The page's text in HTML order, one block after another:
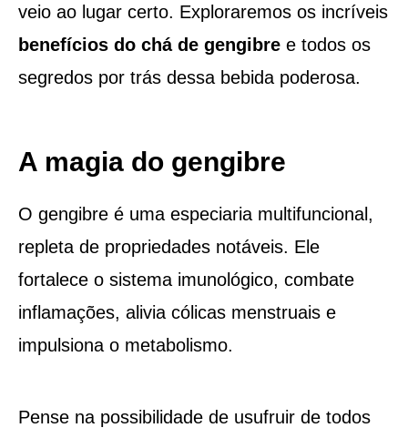
veio ao lugar certo. Exploraremos os incríveis
benefícios do chá de gengibre e todos os
segredos por trás dessa bebida poderosa.
A magia do gengibre
O gengibre é uma especiaria multifuncional,
repleta de propriedades notáveis. Ele
fortalece o sistema imunológico, combate
inflamações, alivia cólicas menstruais e
impulsiona o metabolismo.
Pense na possibilidade de usufruir de todos